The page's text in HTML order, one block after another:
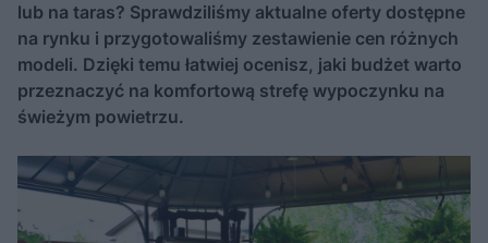
lub na taras? Sprawdziliśmy aktualne oferty dostępne
na rynku i przygotowaliśmy zestawienie cen różnych
modeli. Dzięki temu łatwiej ocenisz, jaki budżet warto
przeznaczyć na komfortową strefę wypoczynku na
świeżym powietrzu.